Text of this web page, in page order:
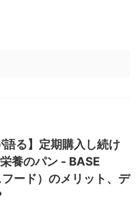
語る】定期購入し続け
養のパン - BASE
ード）のメリット、デ